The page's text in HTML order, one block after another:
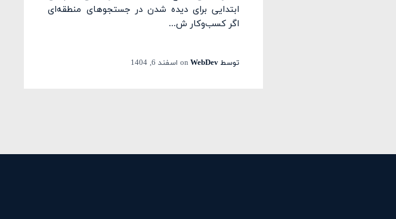
ابتدایی برای دیده شدن در جستجوهای منطقه‌ای
اگر کسب‌وکار ش...
توسطWebDev
on اسفند 6, 1404